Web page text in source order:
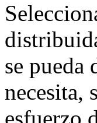
se pueda
necesita,